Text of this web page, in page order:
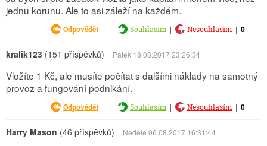
jednu korunu. Ale to asi záleží na každém.
Odpovědět Souhlasím | Nesouhlasím | 0
kralik123 (151 příspěvků) Pátek 18.08.2017 23:26:34
Vložíte 1 Kč, ale musíte počítat s dalšími náklady na samotný
provoz a fungování podnikání.
Odpovědět Souhlasím | Nesouhlasím | 0
Harry Mason (46 příspěvků) Neděle 06.08.2017 16:31:44